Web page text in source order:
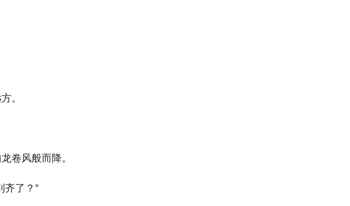
。
卷风般而降。
了？”